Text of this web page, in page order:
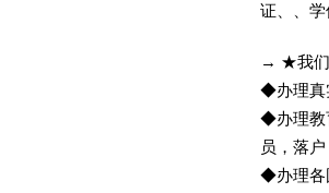
证、、
→ ★我们
◆办理真
◆办理教
员，落
◆办理各